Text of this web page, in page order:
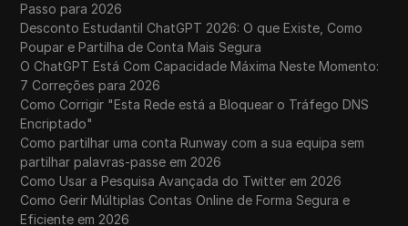
Passo para 2026
Desconto Estudantil ChatGPT 2026: O que Existe, Como
Poupar e Partilha de Conta Mais Segura
O ChatGPT Está Com Capacidade Máxima Neste Momento:
7 Correções para 2026
Como Corrigir "Esta Rede está a Bloquear o Tráfego DNS
Encriptado"
Como partilhar uma conta Runway com a sua equipa sem
partilhar palavras-passe em 2026
Como Usar a Pesquisa Avançada do Twitter em 2026
Como Gerir Múltiplas Contas Online de Forma Segura e
Eficiente em 2026